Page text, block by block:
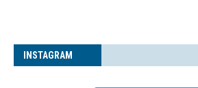
INS­TA­GRAM